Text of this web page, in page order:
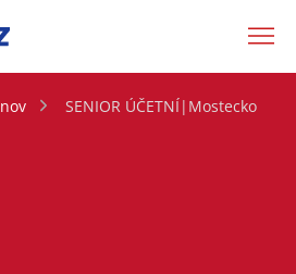
SENIOR ÚČETNÍ|Mostecko